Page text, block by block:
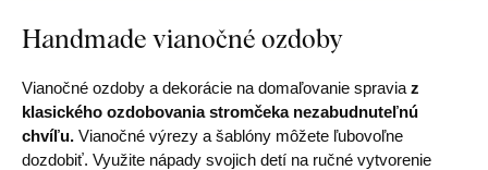
Handmade vianočné ozdoby
Vianočné ozdoby a dekorácie na domaľovanie spravia z
klasického ozdobovania stromčeka nezabudnuteľnú
chvíľu. Vianočné výrezy a šablóny môžete ľubovoľne
dozdobiť. Využite nápady svojich detí na ručné vytvorenie